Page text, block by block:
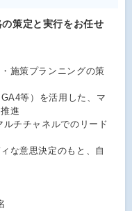
策定と実行をお任せ
施策プランニングの策
等）を活用した、マ
進
ルチチャネルでのリード
な意思決定のもと、自